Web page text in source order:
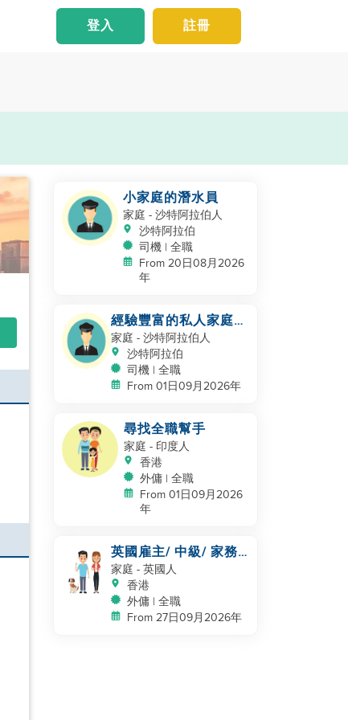
註冊
登入
小家庭的潛水員
家庭 - 沙特阿拉伯人
沙特阿拉伯
司機 | 全職
From 20日08月2026
年
經驗豐富的私人家庭司
機 - 沙特/海灣合作委
員會經驗
家庭 - 沙特阿拉伯人
沙特阿拉伯
司機 | 全職
From 01日09月2026年
尋找全職幫手
家庭 - 印度人
香港
外傭 | 全職
From 01日09月2026
年
英國雇主/ 中級/ 家務
及照顧一隻狗
家庭 - 英國人
香港
外傭 | 全職
From 27日09月2026年